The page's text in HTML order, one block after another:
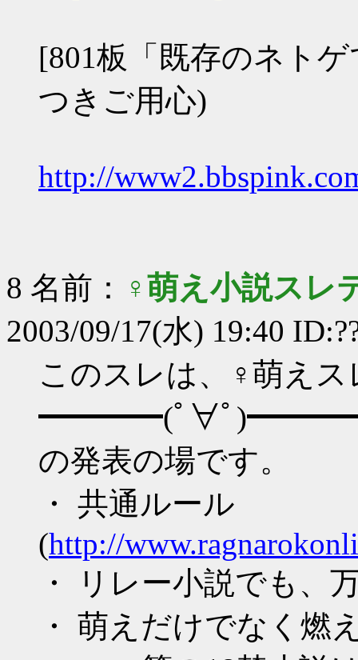
[801板「既存のネト
つきご用心)
http://
8 名前：
♀萌え小説スレ
2003/09/17(水) 19:40
このスレは、♀萌えス
━━━━(ﾟ∀ﾟ)━━━━!!
の発表の場です。
・ 共通ルール
(http://
・ リレー小説でも、
・ 萌えだけでなく燃